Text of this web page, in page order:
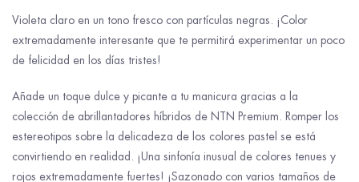
Violeta claro en un tono fresco con partículas negras. ¡Color
extremadamente interesante que te permitirá experimentar un poco
de felicidad en los días tristes!
Añade un toque dulce y picante a tu manicura gracias a la
colección de abrillantadores híbridos de NTN Premium. Romper los
estereotipos sobre la delicadeza de los colores pastel se está
convirtiendo en realidad. ¡Una sinfonía inusual de colores tenues y
rojos extremadamente fuertes! ¡Sazonado con varios tamaños de